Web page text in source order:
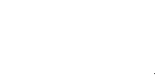
قلی پور بنام فرشته